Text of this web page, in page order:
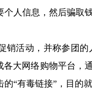
人信息，然后骗取钱
销活动，并称参团
各大网络购物平台，
“有毒链接”，目的